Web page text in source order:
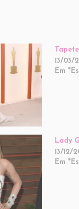
13/03/
Em
Lady
13/12/
Em